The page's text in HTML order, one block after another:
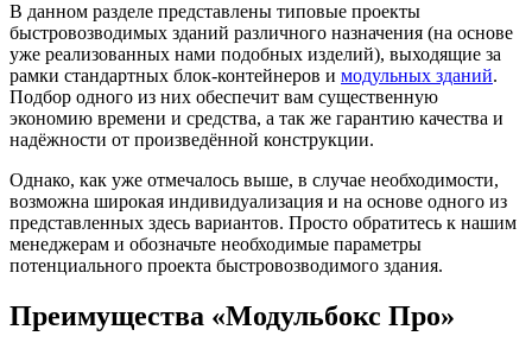
В данном разделе представлены типовые проекты
быстровозводимых зданий различного назначения (на основе
уже реализованных нами подобных изделий), выходящие за
рамки стандартных блок-контейнеров и модульных зданий.
Подбор одного из них обеспечит вам существенную
экономию времени и средства, а так же гарантию качества и
надёжности от произведённой конструкции.
Однако, как уже отмечалось выше, в случае необходимости,
возможна широкая индивидуализация и на основе одного из
представленных здесь вариантов. Просто обратитесь к нашим
менеджерам и обозначьте необходимые параметры
потенциального проекта быстровозводимого здания.
Преимущества «Модульбокс Про»